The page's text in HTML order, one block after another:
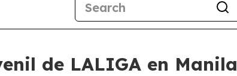
de LALIGA en Manila